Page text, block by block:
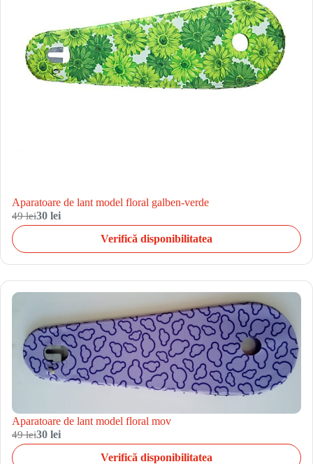
Aparatoare de lant model floral galben-verde
49 lei30 lei
Verifică disponibilitatea
Aparatoare de lant model floral mov
49 lei30 lei
Verifică disponibilitatea